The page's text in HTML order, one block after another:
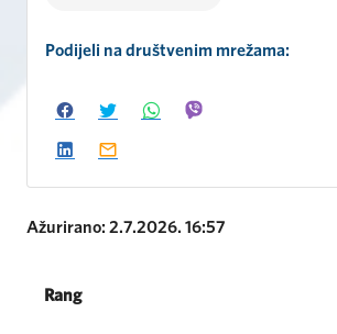
Podijeli na društvenim mrežama:
Ažurirano: 2.7.2026. 16:57
Rang